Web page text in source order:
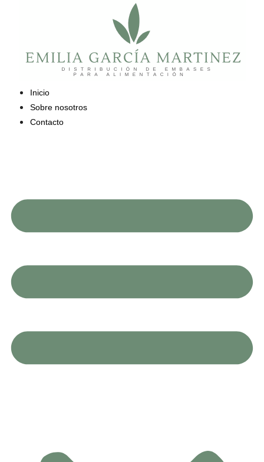
Inicio
Sobre nosotros
Contacto